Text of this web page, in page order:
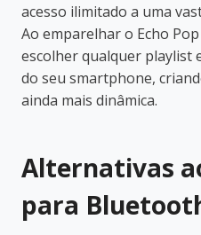
acesso ilimitado a uma
Ao emparelhar o Echo
escolher qualquer playlist
do seu smartphone,
ainda mais dinâmica.
Alternativas
para